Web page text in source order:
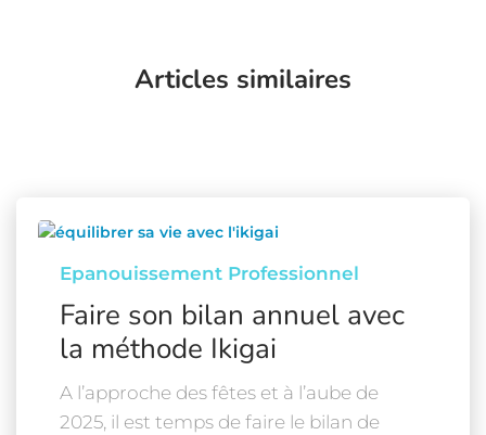
Articles similaires
Epanouissement Professionnel
Faire son bilan annuel avec
la méthode Ikigai
A l’approche des fêtes et à l’aube de
2025, il est temps de faire le bilan de